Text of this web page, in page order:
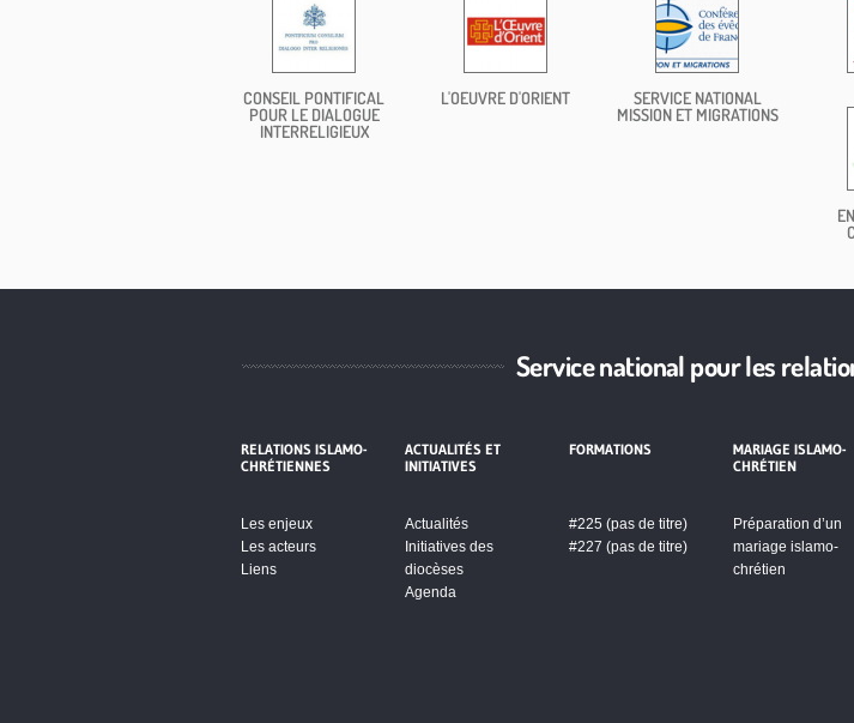
CONSEIL PONTIFICAL
POUR LE DIALOGUE
INTERRELIGIEUX
L'OEUVRE D'ORIENT
SERVICE NATIONAL
MISSION ET MIGRATIONS
Service national pour les
RELATIONS ISLAMO-
CHRÉTIENNES
Les enjeux
Les acteurs
Liens
ACTUALITÉS ET
INITIATIVES
Actualités
Initiatives des
diocèses
Agenda
FORMATIONS
#225 (pas de titre)
#227 (pas de titre)
MARIAGE ISLAMO-
CHRÉTIEN
Préparation d’un
mariage islamo-
chrétien